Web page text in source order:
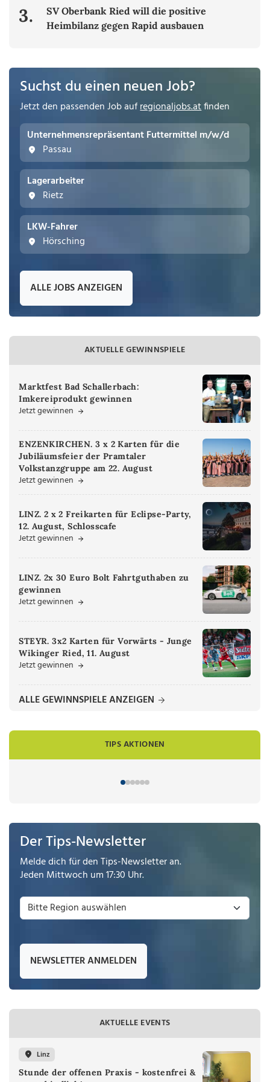
3.
SV Oberbank Ried will die positive
Heimbilanz gegen Rapid ausbauen
Suchst du einen neuen Job?
Jetzt den passenden Job aufregionaljobs.atfinden
Unternehmensrepräsentant Futtermittel m/w/d
Passau
Lagerarbeiter
Rietz
LKW-Fahrer
Hörsching
ALLE JOBS ANZEIGEN
AKTUELLE GEWINNSPIELE
Marktfest Bad Schallerbach:
Imkereiprodukt gewinnen
Jetzt gewinnen
ENZENKIRCHEN. 3 x 2 Karten für die
Jubiläumsfeier der Pramtaler
Volkstanzgruppe am 22. August
Jetzt gewinnen
LINZ. 2 x 2 Freikarten für Eclipse-Party,
12. August, Schlosscafe
Jetzt gewinnen
LINZ. 2x 30 Euro Bolt Fahrtguthaben zu
gewinnen
Jetzt gewinnen
STEYR. 3x2 Karten für Vorwärts - Junge
Wikinger Ried, 11. August
Jetzt gewinnen
ALLE GEWINNSPIELE ANZEIGEN
TIPS AKTIONEN
Der Tips-Newsletter
Melde dich für den Tips-Newsletter an.
Jeden Mittwoch um 17:30 Uhr.
NEWSLETTER ANMELDEN
AKTUELLE EVENTS
Linz
Stunde der offenen Praxis - kostenfrei &